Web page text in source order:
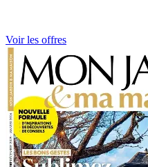
Voir les offres